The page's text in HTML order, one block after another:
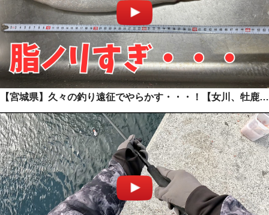
【宮城県】久々の釣り遠征でやらかす・・・！【女川、牡鹿、出島】